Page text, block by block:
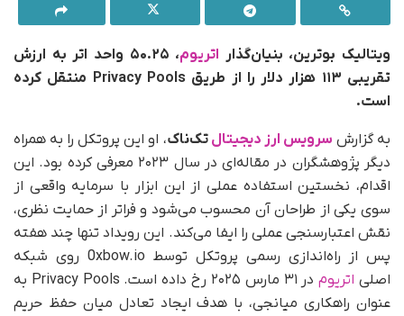
ویتالیک بوترین، بنیان‌گذار اتریوم
، ۵۰.۲۵ واحد اتر به ارزش
تقریبی ۱۱۳ هزار دلار را از طریق Privacy Pools منتقل کرده
است.
به‌ گزارش سرویس ارز دیجیتال تک‌ناک، او این پروتکل را به‌ همراه
دیگر پژوهشگران در مقاله‌ای در سال ۲۰۲۳ معرفی کرده بود. این
اقدام، نخستین استفاده عملی از این ابزار با سرمایه واقعی از
سوی یکی از طراحان آن محسوب می‌شود و فراتر از حمایت نظری،
نقش اعتبارسنجی عملی را ایفا می‌کند. این رویداد تنها چند هفته
پس از راه‌اندازی رسمی پروتکل توسط 0xbow.io روی شبکه
اصلی اتریوم
در ۳۱ مارس ۲۰۲۵ رخ داده است. Privacy Pools به‌
عنوان راهکاری میانجی، با هدف ایجاد تعادل میان حفظ حریم